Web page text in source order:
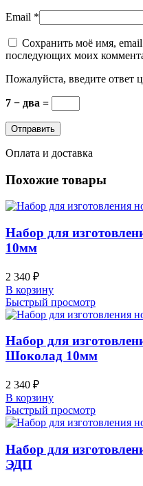
Email *
Сохранить моё имя, email
последующих моих
Пожалуйста, введите ответ
7 − два =
Оплата и доставка
Похожие товары
Набор для
10мм
2 340 ₽
В корзину
Быстрый просмотр
Набор для
Шоколад 10мм
2 340 ₽
В корзину
Быстрый просмотр
Набор для
ЭДП